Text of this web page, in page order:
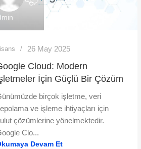
26 May 2025
Cloud: Modern
İçin Güçlü Bir Çözüm
birçok işletme, veri
ve işleme ihtiyaçları için
çözümlerine yönelmektedir.
Clo...
Devam Et